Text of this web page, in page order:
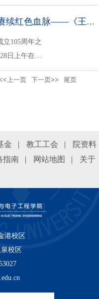
Publishing出
承办，光电
院研究员、
传承红色基因 赓续红色血脉——《王尽美在青岛》纪录片捐赠仪式在信息与电子...
立105周年之
日上午在玉
电科技会议厅
在青岛》捐赠
媒有限公司
上一页 下一页>>
尾页
金 | 教工工会 |
院资料
指南 | 网站地图 |
关于
港校区
校区